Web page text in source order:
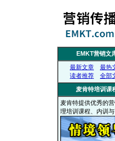
EMKT营销文
最新文章
最热
读者推荐
全部
麦肯特培训课
麦肯特提供优秀的
理培训课程、内训与